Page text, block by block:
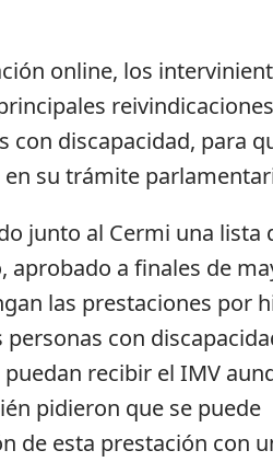
online, los
con discapacidad, para
su trámite
junto al Cermi una lista
aprobado a finales de
las prestaciones por
con
recibir el IMV
pidieron que se puede
de esta prestación con